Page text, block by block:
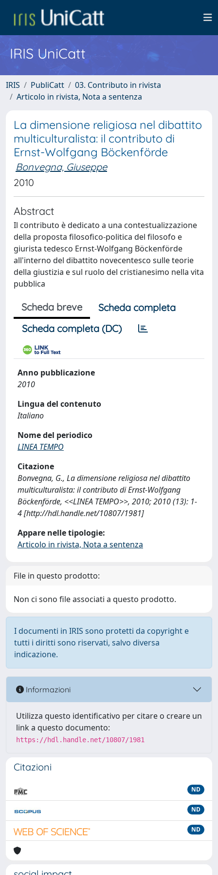
IRIS UniCatt
IRIS PubliCatt
03. Contributo in rivista
Articolo in rivista, Nota a sentenza
La dimensione religiosa nel dibattito
multiculturalista: il contributo di
Ernst-Wolfgang Böckenförde
Bonvegna, Giuseppe
2010
Abstract
Il contributo è dedicato a una contestualizzazione
della proposta filosofico-politica del filosofo e
giurista tedesco Ernst-Wolfgang Böckenförde
all'interno del dibattito novecentesco sulle teorie
della giustizia e sul ruolo del cristianesimo nella vita
pubblica
Scheda breve
Scheda completa
Scheda completa (DC)
Anno pubblicazione
2010
Lingua del contenuto
Italiano
Nome del periodico
LINEA TEMPO
Citazione
Bonvegna, G., La dimensione religiosa nel dibattito
multiculturalista: il contributo di Ernst-Wolfgang
Böckenförde, <<LINEA TEMPO>>, 2010; 2010 (13): 1-
4 [http://hdl.handle.net/10807/1981]
Appare nelle tipologie:
Articolo in rivista, Nota a sentenza
File in questo prodotto:
Non ci sono file associati a questo prodotto.
I documenti in IRIS sono protetti da copyright e
tutti i diritti sono riservati, salvo diversa
indicazione.
Informazioni
Utilizza questo identificativo per citare o creare un
link a questo documento:
https://hdl.handle.net/10807/1981
Citazioni
ND
ND
ND